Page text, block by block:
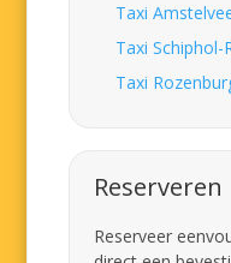
Taxi
Taxi
Taxi
Reserveren
Reserveer